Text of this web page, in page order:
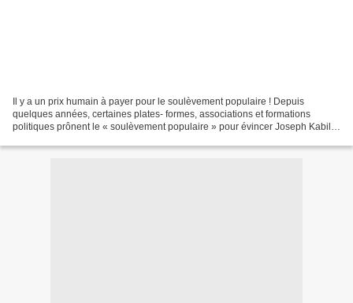
Il y a un prix humain à payer pour le soulèvement populaire ! Depuis
quelques années, certaines plates- formes, associations et formations
politiques prônent le « soulèvement populaire » pour évincer Joseph Kabila